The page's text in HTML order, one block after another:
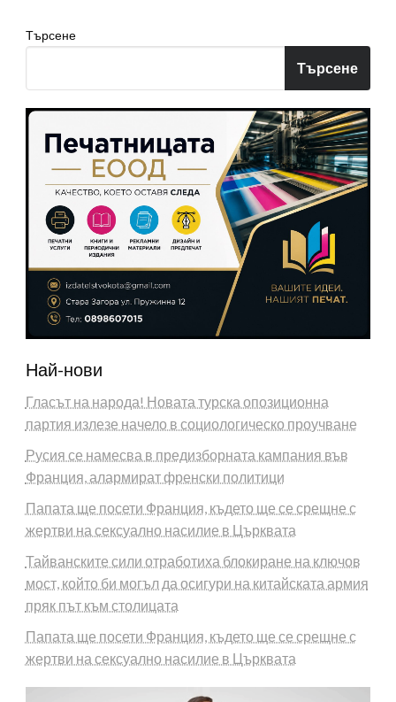
Търсене
Търсене
Най-нови
Гласът на народа! Новата турска опозиционна
партия излезе начело в социологическо проучване
Русия се намесва в предизборната кампания във
Франция, алармират френски политици
Папата ще посети Франция, където ще се срещне с
жертви на сексуално насилие в Църквата
Тайванските сили отработиха блокиране на ключов
мост, който би могъл да осигури на китайската армия
пряк път към столицата
Папата ще посети Франция, където ще се срещне с
жертви на сексуално насилие в Църквата